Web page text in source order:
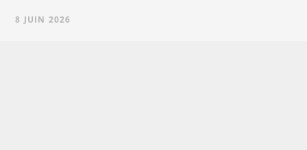
8 JUIN 2026